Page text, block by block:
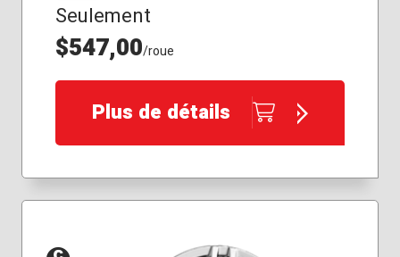
Seulement
$547,00/roue
Plus de détails